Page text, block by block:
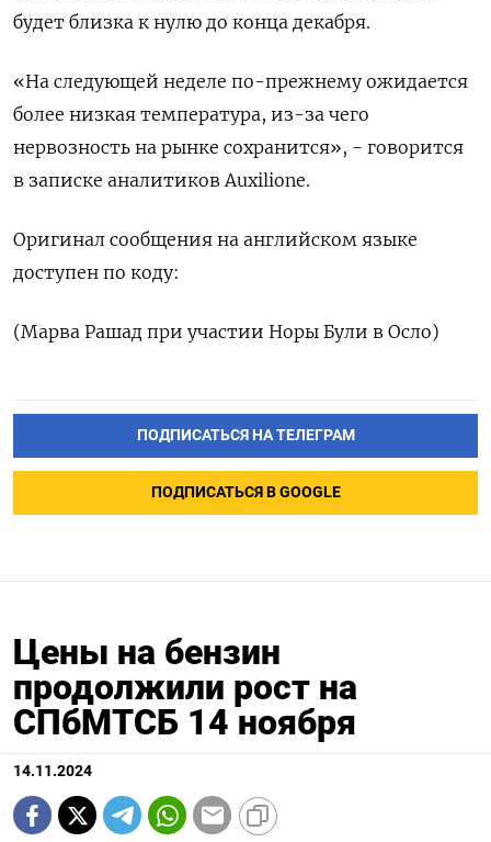
будет близка к нулю до конца декабря.
«На следующей неделе по-прежнему ожидается
более низкая температура, из-за чего
нервозность на рынке сохранится», - говорится
в записке аналитиков Auxilione.
Оригинал сообщения на английском языке
доступен по коду:
(Марва Рашад при участии Норы Були в Осло)
ПОДПИСАТЬСЯ НА ТЕЛЕГРАМ
ПОДПИСАТЬСЯ В GOOGLE
Цены на бензин
продолжили рост на
СПбМТСБ 14 ноября
14.11.2024